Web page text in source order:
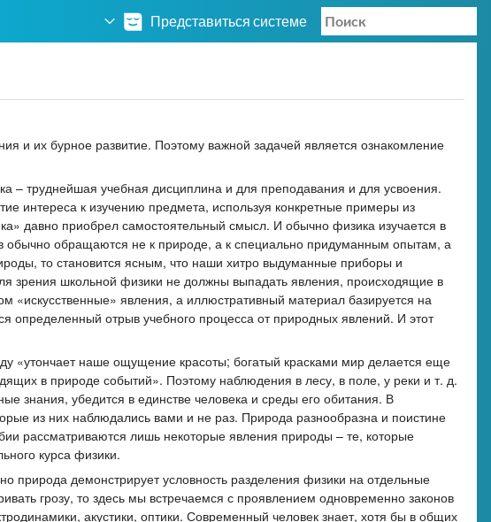
Представиться системе
и их бурное развитие. Поэтому важной задачей является ознакомление
– труднейшая учебная дисциплина и для преподавания и для усвоения.
интереса к изучению предмета, используя конкретные примеры из
давно приобрел самостоятельный смысл. И обычно физика изучается в
обычно обращаются не к природе, а к специально придуманным опытам, а
то становится ясным, что наши хитро выдуманные приборы и
зрения школьной физики не должны выпадать явления, происходящие в
«искусственные» явления, а иллюстративный материал базируется на
определенный отрыв учебного процесса от природных явлений. И этот
«утончает наше ощущение красоты; богатый красками мир делается еще
в природе событий». Поэтому наблюдения в лесу, в поле, у реки и т. д.
знания, убедится в единстве человека и среды его обитания. В
из них наблюдались вами и не раз. Природа разнообразна и поистине
рассматриваются лишь некоторые явления природы – те, которые
курса физики.
природа демонстрирует условность разделения физики на отдельные
грозу, то здесь мы встречаемся с проявлением одновременно законов
акустики, оптики. Современный человек знает, хотя бы в общих